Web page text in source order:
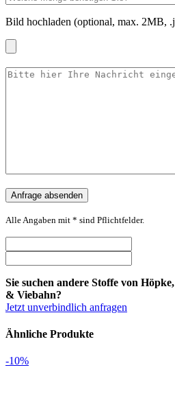
Bild hochladen (optional, max. 2MB,
Alle Angaben mit * sind Pflichtfelder.
Sie suchen andere Stoffe von
& Viebahn?
Jetzt unverbindlich anfragen
Ähnliche Produkte
-10%